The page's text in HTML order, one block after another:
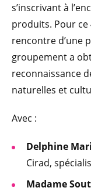
s’inscrivant à
produits. Pour ce
rencontre d’une
groupement a
reconnaissance
naturelles et
Avec :
Delphine
Cirad,
Madame